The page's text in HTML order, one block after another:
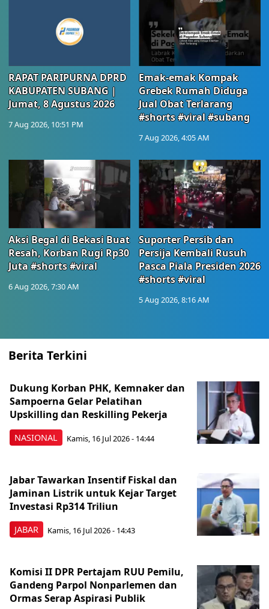
RAPAT PARIPURNA DPRD
KABUPATEN SUBANG |
Jumat, 8 Agustus 2026
7 Aug 2026, 10:51 PM
Emak-emak Kompak
Grebek Rumah Diduga
Jual Obat Terlarang
#shorts #viral #subang
7 Aug 2026, 4:05 AM
Aksi Begal di Bekasi Buat
Resah, Korban Rugi Rp30
Juta #shorts #viral
6 Aug 2026, 7:30 AM
Suporter Persib dan
Persija Kembali Rusuh
Pasca Piala Presiden 2026
#shorts #viral
5 Aug 2026, 8:16 AM
Berita Terkini
NASIONAL
Dukung Korban PHK, Kemnaker dan
Sampoerna Gelar Pelatihan
Upskilling dan Reskilling Pekerja
Kamis, 16 Jul 2026 - 14:44
JABAR
Jabar Tawarkan Insentif Fiskal dan
Jaminan Listrik untuk Kejar Target
Investasi Rp314 Triliun
Kamis, 16 Jul 2026 - 14:43
Komisi II DPR Pertajam RUU Pemilu,
Gandeng Parpol Nonparlemen dan
Ormas Serap Aspirasi Publik